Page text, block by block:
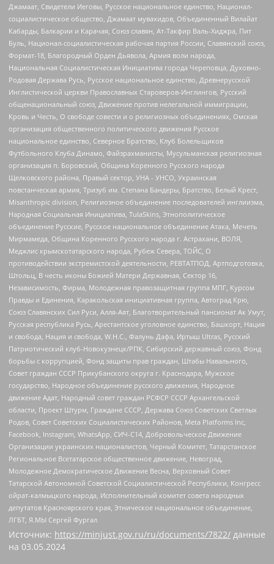
Джамаат, Свидетели Иеговы, Русское национальное единство, Национал-
социалистическое общество, Джамаат мувахидов, Объединенный Вилайат
Кабарды, Балкарии и Карачая, Союз славян, Ат-Такфир Валь-Хиджра, Пит
Буль, Национал-социалистическая рабочая партия России, Славянский союз,
Формат-18, Благородный Орден Дьявола, Армия воли народа,
Национальная Социалистическая Инициатива города Череповца, Духовно-
Родовая Держава Русь, Русское национальное единство, Древнерусской
Инглистической церкви Православных Староверов-Инглингов, Русский
общенациональный союз, Движение против нелегальной иммиграции,
Кровь и Честь, О свободе совести и о религиозных объединениях, Омская
организация общественного политического движения Русское
национальное единство, Северное Братство, Клуб Болельщиков
Футбольного Клуба Динамо, Файзрахманисты, Мусульманская религиозная
организация п. Боровский, Община Коренного Русского народа
Щелковского района, Правый сектор, УНА - УНСО, Украинская
повстанческая армия, Тризуб им. Степана Бандеры, Братство, Белый Крест,
Misanthropic division, Религиозное объединение последователей инглиизма,
Народная Социальная Инициатива, TulaSkins, Этнополитическое
объединение Русские, Русское национальное объединение Атака, Мечеть
Мирмамеда, Община Коренного Русского народа г. Астрахани, ВОЛЯ,
Меджлис крымскотатарского народа, Рубеж Севера, ТОЙС, О
противодействии экстремистской деятельности, РЕВТАТПОД, Артподготовка,
Штольц, В честь иконы Божией Матери Державная, Сектор 16,
Независимость, Фирма, Молодежная правозащитная группа МПГ, Курсом
Правды и Единения, Каракольская инициативная группа, Автоград Крю,
Союз Славянских Сил Руси, Алля-Аят, Благотворительный пансионат Ак Умут,
Русская республика Русь, Арестантское уголовное единство, Башкорт, Нация
и свобода, Нация и свобода, W.H.С., Фалунь Дафа, Иртыш Ultras, Русский
Патриотический клуб-Новокузнецк/РПК, Сибирский державный союз, Фонд
борьбы с коррупцией, Фонд защиты прав граждан, Штабы Навального,
Совет граждан СССР Прикубанского округа г. Краснодара, Мужское
государство, Народное объединение русского движения, Народное
движение Адат, Народный совет граждан РСФСР СССР Архангельской
области, Проект Штурм, Граждане СССР, Держава Союз Советских Светлых
Родов, Совет Советских Социалистических Районов, Meta Platforms Inc,
Facebook, Instagram, WhatsApp, СИЧ-С14, Добровольческое Движение
Организации украинских националистов, Черный Комитет, Татарстанское
Региональное Всетатарское общественное движение, Невоград,
Молодежное Демократическое Движение Весна, Верховный Совет
Татарской Автономной Советской Социалистической Республики, Конгресс
ойрат-калмыцкого народа, Исполнительный комитет совета народных
депутатов Красноярского края, Этническое национальное объединение,
ЛГБТ, Я.МЫ Сергей Фургал
Источник: https://minjust.gov.ru/ru/documents/7822/ данные
на 03.05.2024